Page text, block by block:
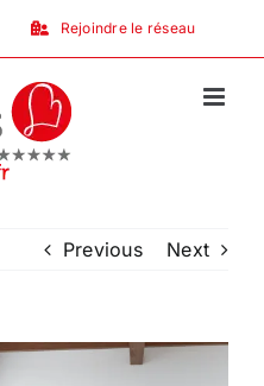
Rejoindre le réseau
Previous Next